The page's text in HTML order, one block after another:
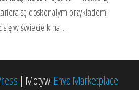
są doskonałym przykładem
się w świecie kina…
| Motyw: Envo Marketplace